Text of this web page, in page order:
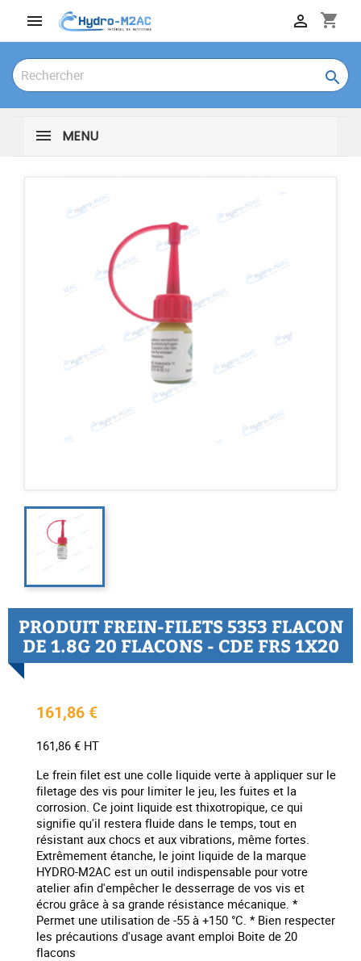
 shopping_cart


MENU
PRODUIT FREIN-FILETS 5353 FLACON
DE 1.8G 20 FLACONS - CDE FRS 1X20
161,86 €
161,86 € HT
Le frein filet est une colle liquide verte à appliquer sur le
filetage des vis pour limiter le jeu, les fuites et la
corrosion. Ce joint liquide est thixotropique, ce qui
signifie qu'il restera fluide dans le temps, tout en
résistant aux chocs et aux vibrations, même fortes.
Extrêmement étanche, le joint liquide de la marque
HYDRO-M2AC est un outil indispensable pour votre
atelier afin d'empêcher le desserrage de vos vis et
écrou grâce à sa grande résistance mécanique. *
Permet une utilisation de -55 à +150 °C. * Bien respecter
les précautions d'usage avant emploi Boite de 20
flacons